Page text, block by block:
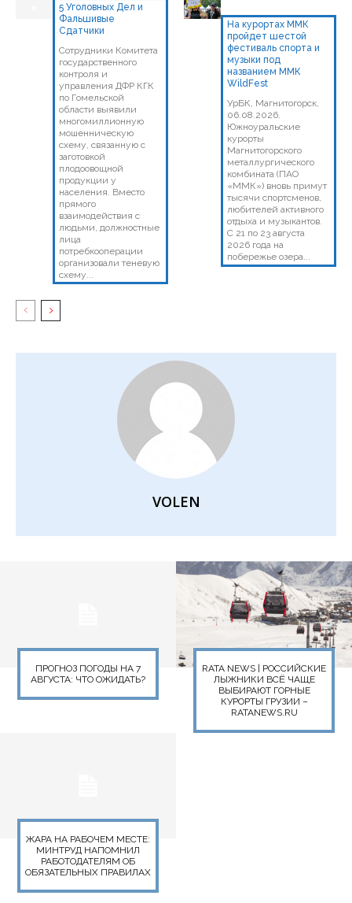
5 Уголовных Дел и
Фальшивые
Сдатчики
Сотрудники Комитета
государственного
контроля и
управления ДФР КГК
по Гомельской
области выявили
многомиллионную
мошенническую
схему, связанную с
заготовкой
плодоовощной
продукции у
населения. Вместо
прямого
взаимодействия с
людьми, должностные
лица
потребкооперации
организовали теневую
схему...
На курортах ММК
пройдет шестой
фестиваль спорта и
музыки под
названием ММК
WildFest
УрБК, Магнитогорск,
06.08.2026.
Южноуральские
курорты
Магнитогорского
металлургического
комбината (ПАО
«ММК») вновь примут
тысячи спортсменов,
любителей активного
отдыха и музыкантов.
С 21 по 23 августа
2026 года на
побережье озера...
VOLEN
ПРОГНОЗ ПОГОДЫ НА 7
АВГУСТА: ЧТО ОЖИДАТЬ?
RATA NEWS | РОССИЙСКИЕ
ЛЫЖНИКИ ВСЁ ЧАЩЕ
ВЫБИРАЮТ ГОРНЫЕ
КУРОРТЫ ГРУЗИИ –
RATANEWS.RU
ЖАРА НА РАБОЧЕМ МЕСТЕ:
МИНТРУД НАПОМНИЛ
РАБОТОДАТЕЛЯМ ОБ
ОБЯЗАТЕЛЬНЫХ ПРАВИЛАХ